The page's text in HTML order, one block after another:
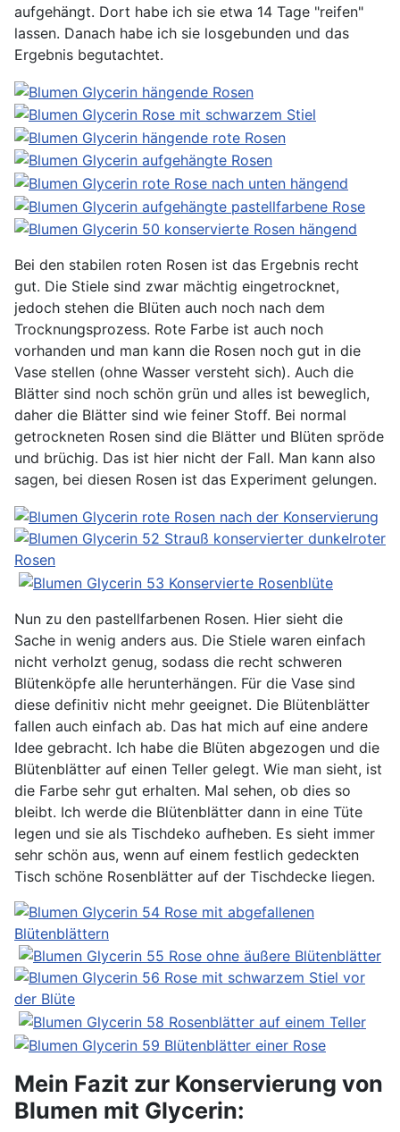
aufgehängt. Dort habe ich sie etwa 14 Tage "reifen"
lassen. Danach habe ich sie losgebunden und das
Ergebnis begutachtet.
Bei den stabilen roten Rosen ist das Ergebnis recht
gut. Die Stiele sind zwar mächtig eingetrocknet,
jedoch stehen die Blüten auch noch nach dem
Trocknungsprozess. Rote Farbe ist auch noch
vorhanden und man kann die Rosen noch gut in die
Vase stellen (ohne Wasser versteht sich). Auch die
Blätter sind noch schön grün und alles ist beweglich,
daher die Blätter sind wie feiner Stoff. Bei normal
getrockneten Rosen sind die Blätter und Blüten spröde
und brüchig. Das ist hier nicht der Fall. Man kann also
sagen, bei diesen Rosen ist das Experiment gelungen.
Nun zu den pastellfarbenen Rosen. Hier sieht die
Sache in wenig anders aus. Die Stiele waren einfach
nicht verholzt genug, sodass die recht schweren
Blütenköpfe alle herunterhängen. Für die Vase sind
diese definitiv nicht mehr geeignet. Die Blütenblätter
fallen auch einfach ab. Das hat mich auf eine andere
Idee gebracht. Ich habe die Blüten abgezogen und die
Blütenblätter auf einen Teller gelegt. Wie man sieht, ist
die Farbe sehr gut erhalten. Mal sehen, ob dies so
bleibt. Ich werde die Blütenblätter dann in eine Tüte
legen und sie als Tischdeko aufheben. Es sieht immer
sehr schön aus, wenn auf einem festlich gedeckten
Tisch schöne Rosenblätter auf der Tischdecke liegen.
Mein Fazit zur Konservierung von
Blumen mit Glycerin: